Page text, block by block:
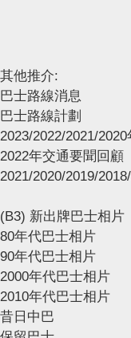
其他推介:
巴士路線消息
巴士路線計劃
2023/2022/2021/
2022年交通要聞回顧
2021/2020/2019/
(B3) 新出牌巴士相片
80年代巴士相片
90年代巴士相片
2000年代巴士相片
2010年代巴士相片
昔日中巴